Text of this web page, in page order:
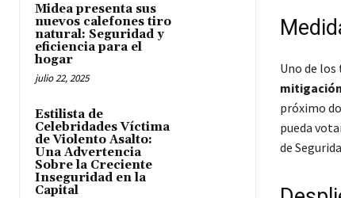
Midea presenta sus
nuevos calefones tiro
natural: Seguridad y
eficiencia para el
hogar
julio 22, 2025
Estilista de
Celebridades Víctima
de Violento Asalto:
Una Advertencia
Sobre la Creciente
Inseguridad en la
Capital
Uno de
próximo
pueda
de